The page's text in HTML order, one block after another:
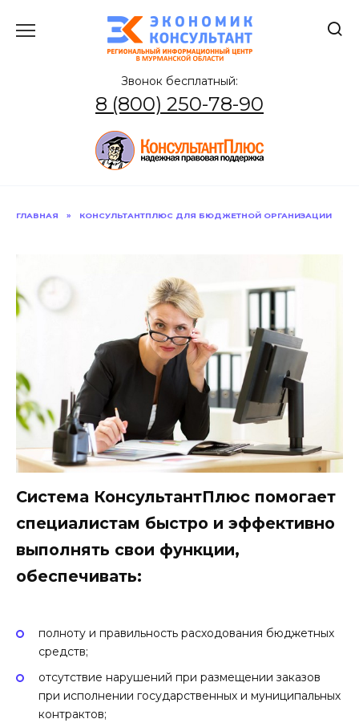
содержанию
Звонок бесплатный:
8 (800) 250-78-90
ГЛАВНАЯ » КОНСУЛЬТАНТПЛЮС ДЛЯ БЮДЖЕТНОЙ ОРГАНИЗАЦИИ
Система КонсультантПлюс помогает
специалистам быстро и эффективно
выполнять свои функции,
обеспечивать:
полноту и правильность расходования бюджетных
средств;
отсутствие нарушений при размещении заказов
при исполнении государственных и муниципальных
контрактов;